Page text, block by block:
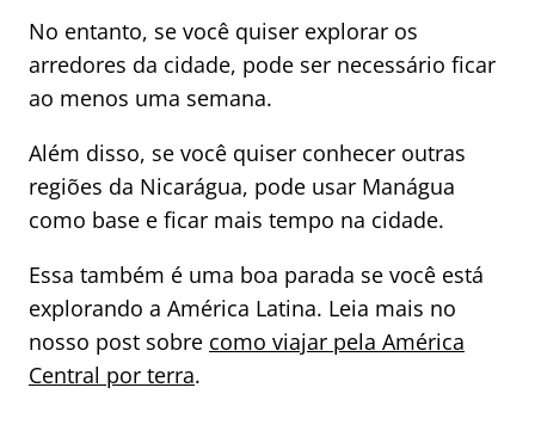
No entanto, se você quiser explorar os
arredores da cidade, pode ser necessário ficar
ao menos uma semana.
Além disso, se você quiser conhecer outras
regiões da Nicarágua, pode usar Manágua
como base e ficar mais tempo na cidade.
Essa também é uma boa parada se você está
explorando a América Latina. Leia mais no
nosso post sobre como viajar pela América
Central por terra.